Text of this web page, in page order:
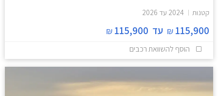
קטנות 2024 עד 2026
115,900
₪ עד 115,900
₪
הוסף להשוואת רכבים